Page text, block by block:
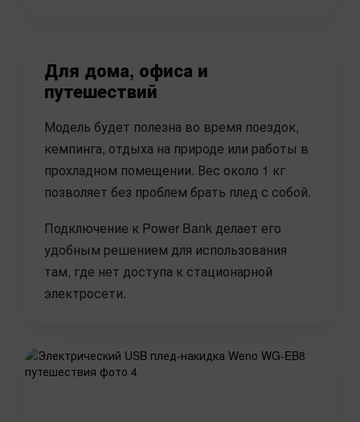
Для дома, офиса и
путешествий
Модель будет полезна во время поездок,
кемпинга, отдыха на природе или работы в
прохладном помещении. Вес около 1 кг
позволяет без проблем брать плед с собой.
Подключение к Power Bank делает его
удобным решением для использования
там, где нет доступа к стационарной
электросети.